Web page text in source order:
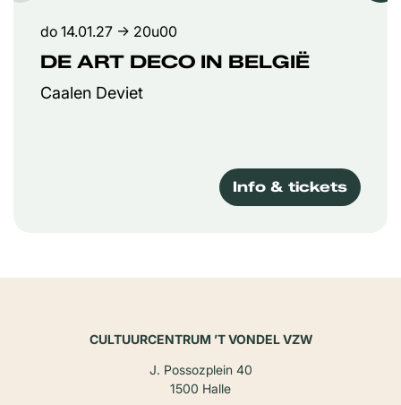
DE ART DECO IN BELGIË
Caalen Deviet
do 14.01.27 → 20u00
Info & tickets
CULTUURCENTRUM ’T VONDEL VZW
J. Possozplein 40
1500 Halle